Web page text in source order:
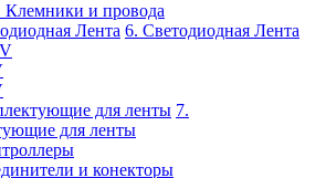
Клемники и провода
6. Светодиодная Лента
7.
для ленты
и конекторы